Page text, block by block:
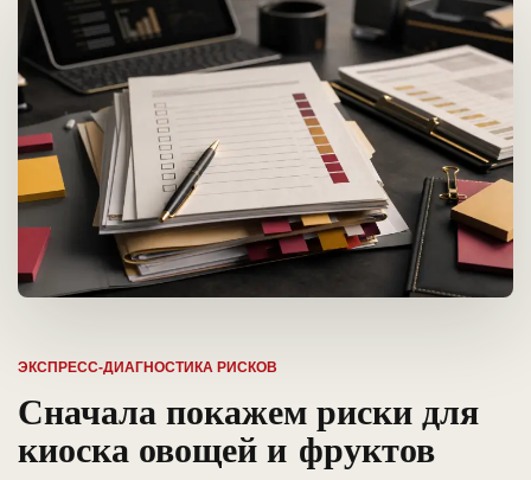
ЭКСПРЕСС-ДИАГНОСТИКА РИСКОВ
Сначала покажем риски для
киоска овощей и фруктов